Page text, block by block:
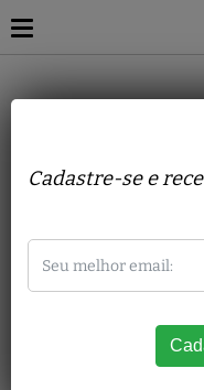
Chambord
Cadastre-se e